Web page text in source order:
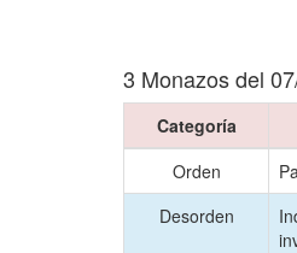
3 Monazos del
Categoría
Orden
Desorden